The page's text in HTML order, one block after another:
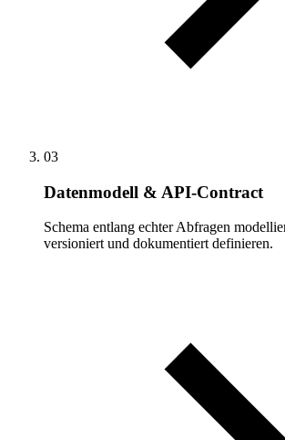
03
Datenmodell & API-Contract
Schema entlang echter Abfragen
versioniert und dokumentiert definieren.